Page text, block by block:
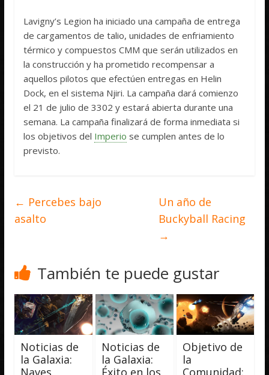
Lavigny’s Legion ha iniciado una campaña de entrega
de cargamentos de talio, unidades de enfriamiento
térmico y compuestos CMM que serán utilizados en
la construcción y ha prometido recompensar a
aquellos pilotos que efectúen entregas en Helin
Dock, en el sistema Njiri. La campaña dará comienzo
el 21 de julio de 3302 y estará abierta durante una
semana. La campaña finalizará de forma inmediata si
los objetivos del Imperio se cumplen antes de lo
previsto.
← Percebes bajo
asalto
Un año de
Buckyball Racing
→
También te puede gustar
Noticias de
la Galaxia:
Naves
Noticias de
la Galaxia:
Éxito en los
Objetivo de
la
Comunidad: